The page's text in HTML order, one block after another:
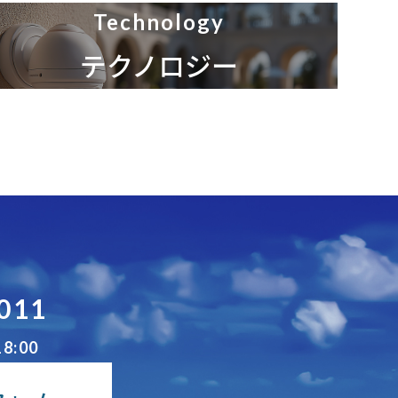
Technology
テクノロジー